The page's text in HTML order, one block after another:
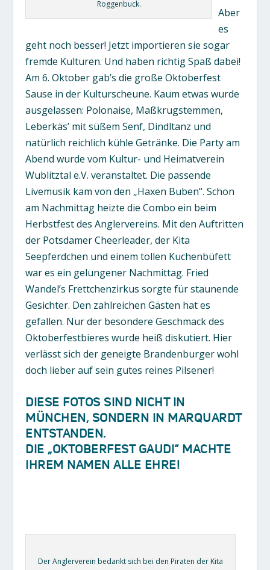
Roggenbuck.
Aber
es
geht noch besser! Jetzt importieren sie sogar
fremde Kulturen. Und haben richtig Spaß dabei!
Am 6. Oktober gab’s die große Oktoberfest
Sause in der Kulturscheune. Kaum etwas wurde
ausgelassen: Polonaise, Maßkrugstemmen,
Leberkäs’ mit süßem Senf, Dindltanz und
natürlich reichlich kühle Getränke. Die Party am
Abend wurde vom Kultur- und Heimatverein
Wublitztal e.V. veranstaltet. Die passende
Livemusik kam von den „Haxen Buben“. Schon
am Nachmittag heizte die Combo ein beim
Herbstfest des Anglervereins. Mit den Auftritten
der Potsdamer Cheerleader, der Kita
Seepferdchen und einem tollen Kuchenbüfett
war es ein gelungener Nachmittag. Fried
Wandel’s Frettchenzirkus sorgte für staunende
Gesichter. Den zahlreichen Gästen hat es
gefallen. Nur der besondere Geschmack des
Oktoberfestbieres wurde heiß diskutiert. Hier
verlässt sich der geneigte Brandenburger wohl
doch lieber auf sein gutes reines Pilsener!
DIESE FOTOS SIND NICHT IN
MÜNCHEN, SONDERN IN MARQUARDT
ENTSTANDEN.
DIE „OKTOBERFEST GAUDI“ MACHTE
IHREM NAMEN ALLE EHRE!
Der Anglerverein bedankt sich bei den Piraten der Kita